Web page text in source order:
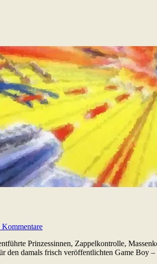
Kommentare
Prinzessinnen, Zappelkontrolle,
den damals frisch veröffentlichten Game Boy